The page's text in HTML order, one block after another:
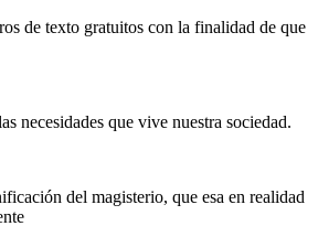
de texto gratuitos con la finalidad de que
necesidades que vive nuestra sociedad.
del magisterio, que esa en realidad